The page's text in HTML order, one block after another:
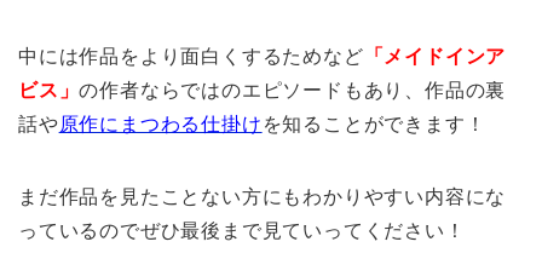
中には作品をより面白くするためなど 「メイドインア
ビス」の作者ならではのエピソードもあり、作品の裏
話や原作にまつわる仕掛け を知ることができます！
まだ作品を見たことない方にもわかりやすい内容にな
っているのでぜひ最後まで見ていってください！